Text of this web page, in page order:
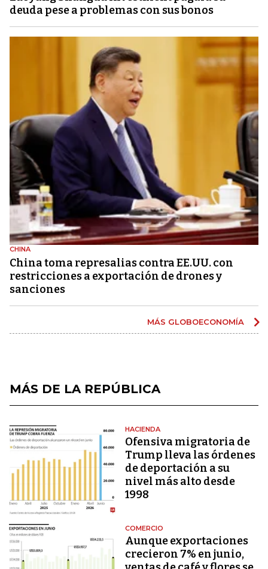
deuda pese a problemas con sus bonos
CHINA
China toma represalias contra EE.UU. con
restricciones a exportación de drones y
sanciones
MÁS GLOBOECONOMÍA
MÁS DE LA REPÚBLICA
HACIENDA
Ofensiva migratoria de
Trump lleva las órdenes
de deportación a su
nivel más alto desde
1998
COMERCIO
Aunque exportaciones
crecieron 7% en junio,